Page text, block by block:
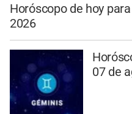
Horóscopo de hoy
2026
07 de